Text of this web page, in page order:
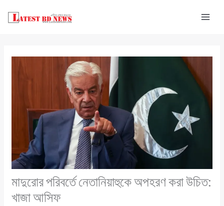
মাদুরোর পরিবর্তে নেতানিয়াহুকে অপহরণ করা উচিত:
খাজা আসিফ